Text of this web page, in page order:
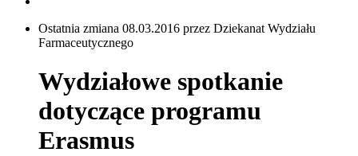
Ostatnia zmiana 08.03.2016 przez Dziekanat Wydziału
Farmaceutycznego
Wydziałowe spotkanie
dotyczące programu
Erasmus